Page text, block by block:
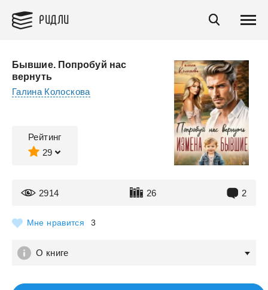
РИДЛИ
Бывшие. Попробуй нас
вернуть
Галина Колоскова
Рейтинг
29
2914 26 2
Мне нравится 3
О книге